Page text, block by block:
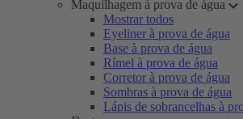
Maquilhagem à prova de água
Mostrar todos
Eyeliner à prova de água
Base à prova de água
Rímel à prova de água
Corretor à prova de água
Sombras à prova de água
Lápis de sobrancelhas à